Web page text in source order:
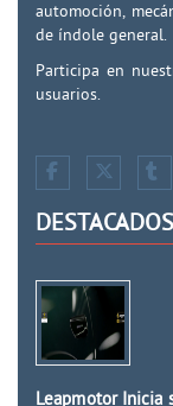
automoción,
de índole general.
Participa en
usuarios.
DESTACADOS
Leapmotor Inicia